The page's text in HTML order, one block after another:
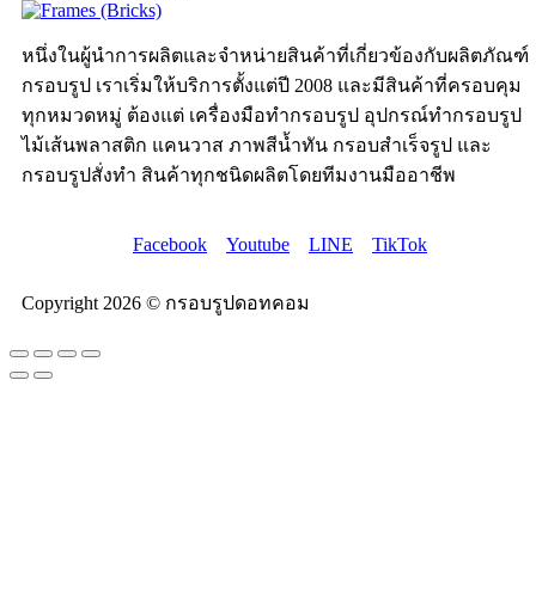
หนึ่งในผู้นำการผลิตและจำหน่ายสินค้าที่เกี่ยวข้องกับผลิตภัณฑ์
กรอบรูป เราเริ่มให้บริการตั้งแต่ปี 2008 และมีสินค้าที่ครอบคุม
ทุกหมวดหมู่ ต้องแต่ เครื่องมือทำกรอบรูป อุปกรณ์ทำกรอบรูป
ไม้เส้นพลาสติก แคนวาส ภาพสีน้ำทัน กรอบสำเร็จรูป และ
กรอบรูปสั่งทำ สินค้าทุกชนิดผลิตโดยทีมงานมืออาชีพ
Facebook Youtube LINE TikTok
Copyright 2026 © กรอบรูปดอทคอม